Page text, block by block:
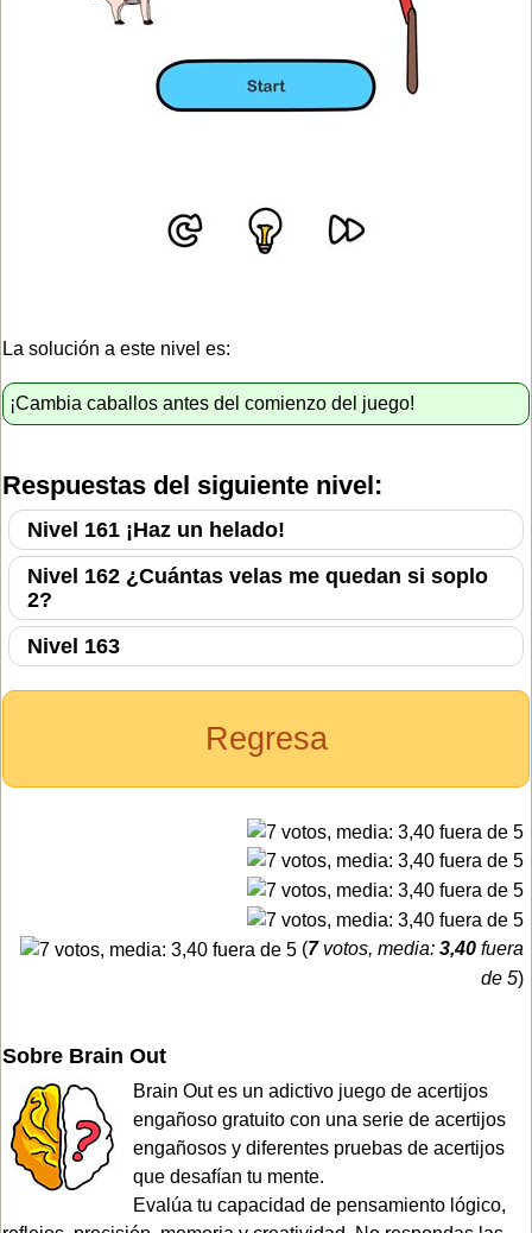
La solución a este nivel es:
¡Cambia caballos antes del comienzo del juego!
Respuestas del siguiente nivel:
Nivel 161 ¡Haz un helado!
Nivel 162 ¿Cuántas velas me quedan si soplo
2?
Nivel 163
Regresa
(7votos, media: 3,40 fuera
de 5)
Sobre Brain Out
Brain Out es un adictivo juego de acertijos
engañoso gratuito con una serie de acertijos
engañosos y diferentes pruebas de acertijos
que desafían tu mente.
Evalúa tu capacidad de pensamiento lógico,